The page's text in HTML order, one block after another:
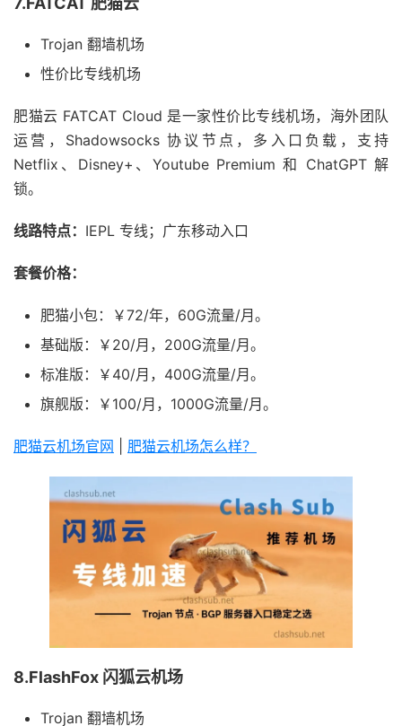
Trojan 翻墙机场
性价比专线机场
肥猫云 FATCAT Cloud 是一家性价比专线机场，海外团队
运营，Shadowsocks 协议节点，多入口负载，支持
Netflix、Disney+、Youtube Premium 和 ChatGPT 解
锁。
线路特点： IEPL 专线；广东移动入口
套餐价格：
肥猫小包：￥72/年，60G流量/月。
基础版：￥20/月，200G流量/月。
标准版：￥40/月，400G流量/月。
旗舰版：￥100/月，1000G流量/月。
肥猫云机场官网 肥猫云机场怎么样？
8.FlashFox 闪狐云机场
Trojan 翻墙机场